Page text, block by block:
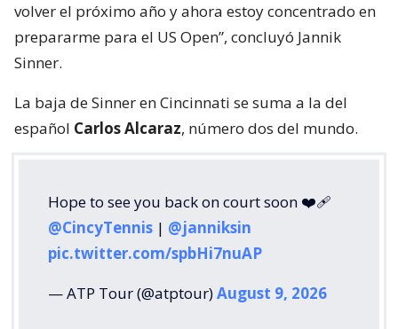
volver el próximo año y ahora estoy concentrado en
prepararme para el US Open”, concluyó Jannik
Sinner.
La baja de Sinner en Cincinnati se suma a la del
español Carlos Alcaraz, número dos del mundo.
Hope to see you back on court soon ❤️‍🩹
@CincyTennis | @janniksin
pic.twitter.com/spbHi7nuAP
— ATP Tour (@atptour)August 9, 2026